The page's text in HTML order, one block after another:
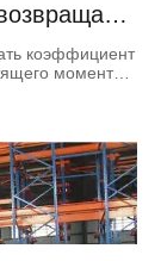
коэффициент
момента